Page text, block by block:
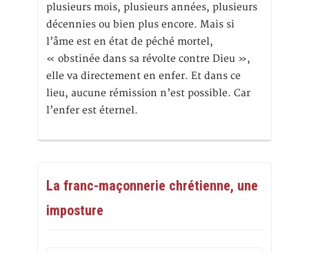
plusieurs mois, plusieurs années, plusieurs
décennies ou bien plus encore. Mais si
l’âme est en état de péché mortel,
« obstinée dans sa révolte contre Dieu »,
elle va directement en enfer. Et dans ce
lieu, aucune rémission n’est possible. Car
l’enfer est éternel.
La franc-maçonnerie chrétienne, une
imposture